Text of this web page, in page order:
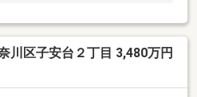
川区子安台２丁目 3,480万円